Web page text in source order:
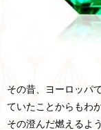
その昔、ヨーロッパ
ていたことからもわ
その澄んだ燃えるよ